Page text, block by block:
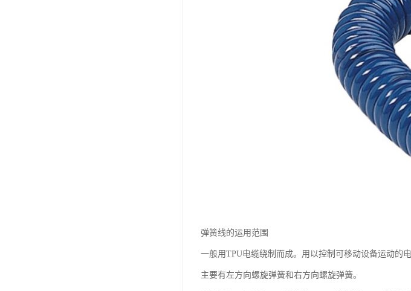
弹簧线的运用范围
一般用TPU电缆绕制而成。用以控制可移动设备运动的
主要有左方向螺旋弹簧和右方向螺旋弹簧。